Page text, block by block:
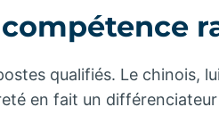
qualifiés. Le chinois,
en fait un